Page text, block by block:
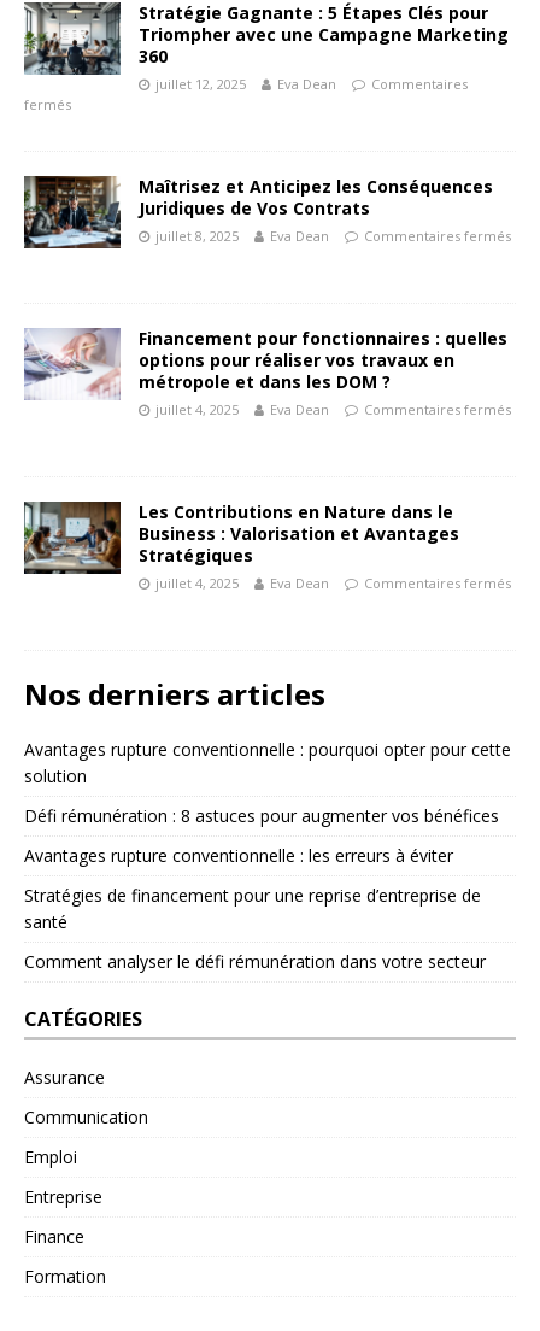
Stratégie Gagnante : 5 Étapes Clés pour
Triompher avec une Campagne Marketing
360
juillet 12, 2025 Eva Dean
Commentaires
fermés
Maîtrisez et Anticipez les Conséquences
Juridiques de Vos Contrats
juillet 8, 2025 Eva Dean Commentaires fermés
Financement pour fonctionnaires : quelles
options pour réaliser vos travaux en
métropole et dans les DOM ?
juillet 4, 2025 Eva Dean Commentaires fermés
Les Contributions en Nature dans le
Business : Valorisation et Avantages
Stratégiques
juillet 4, 2025 Eva Dean Commentaires fermés
Nos derniers articles
Avantages rupture conventionnelle : pourquoi opter pour cette
solution
Défi rémunération : 8 astuces pour augmenter vos bénéfices
Avantages rupture conventionnelle : les erreurs à éviter
Stratégies de financement pour une reprise d’entreprise de
santé
Comment analyser le défi rémunération dans votre secteur
CATÉGORIES
Assurance
Communication
Emploi
Entreprise
Finance
Formation